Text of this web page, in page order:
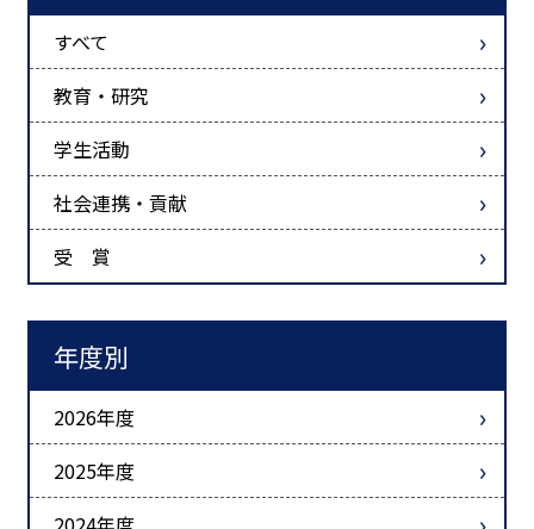
すべて
教育・研究
学生活動
社会連携・貢献
受 賞
年度別
2026年度
2025年度